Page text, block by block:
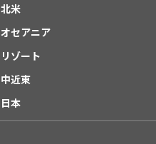
北米
オセアニア
リゾート
中近東
日本